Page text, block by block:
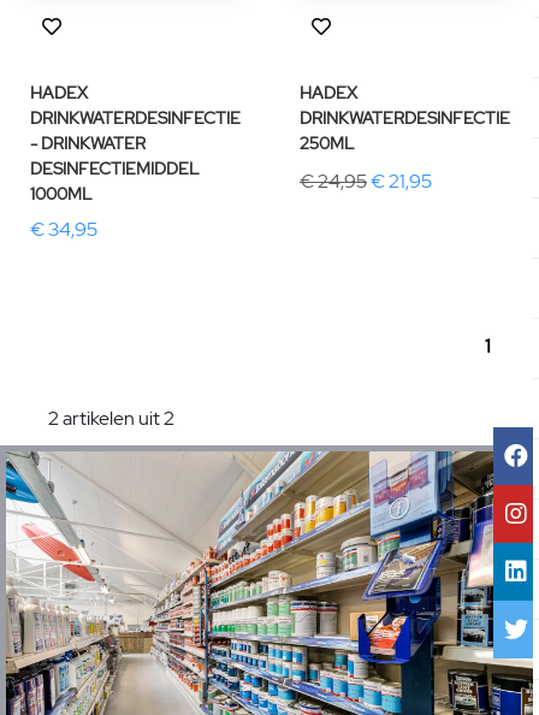
HADEX
DRINKWATERDESINFECTIE
- DRINKWATER
DESINFECTIEMIDDEL
1000ML
€ 34,95
HADEX
DRINKWATERDESINFECTIE
250ML
€ 24,95€ 21,95
1
2 artikelen uit 2